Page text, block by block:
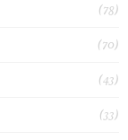
(78)
(70)
(43)
(33)